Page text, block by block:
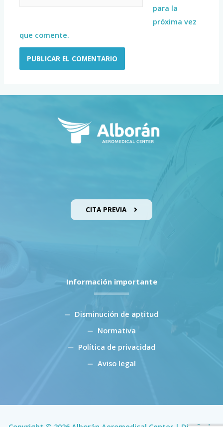
para la
próxima vez
que comente.
CITA PREVIA
Información importante
Disminución de aptitud
Normativa
Política de privacidad
Aviso legal